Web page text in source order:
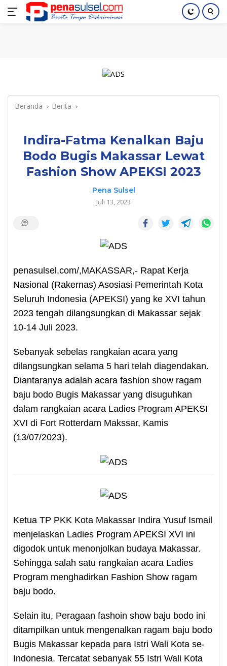
Langsung
Home Nasional Pendidikan Index
Beranda Berita
Indira-Fatma Kenalkan Baju
Bodo Bugis Makassar Lewat
Fashion Show APEKSI 2023
Pena Sulsel
Juli 13, 2023
penasulsel.com/,MAKASSAR,- Rapat Kerja
Nasional (Rakernas) Asosiasi Pemerintah Kota
Seluruh Indonesia (APEKSI) yang ke XVI tahun
2023 tengah dilangsungkan di Makassar sejak
10-14 Juli 2023.
Sebanyak sebelas rangkaian acara yang
dilangsungkan selama 5 hari telah diagendakan.
Diantaranya adalah acara fashion show ragam
baju bodo Bugis Makassar yang disuguhkan
dalam rangkaian acara Ladies Program APEKSI
XVI di Fort Rotterdam Makssar, Kamis
(13/07/2023).
Ketua TP PKK Kota Makassar Indira Yusuf Ismail
menjelaskan Ladies Program APEKSI XVI ini
digodok untuk menonjolkan budaya Makassar.
Sehingga salah satu rangkaian acara Ladies
Program menghadirkan Fashion Show ragam
baju bodo.
Selain itu, Peragaan fashoin show baju bodo ini
ditampilkan untuk mengenalkan ragam baju bodo
Bugis Makassar kepada para Istri Wali Kota se-
Indonesia. Tercatat sebanyak 55 Istri Wali Kota